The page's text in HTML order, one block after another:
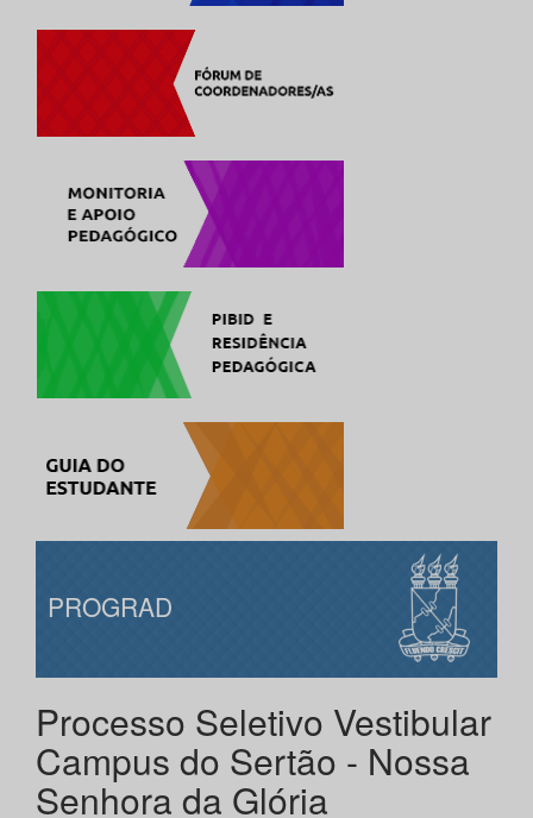
PROGRAD
Processo Seletivo Vestibular
Campus do Sertão - Nossa
Senhora da Glória